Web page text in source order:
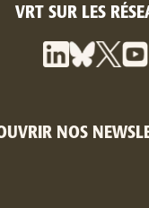
VRT SUR LES
NOS